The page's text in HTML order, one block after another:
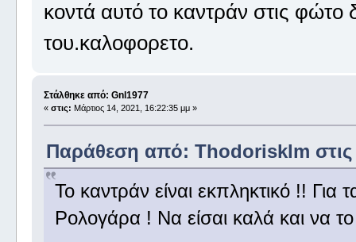
κοντά αυτό το καντράν στις
του.καλοφορετο.
Στάλθηκε από: Gnl1977
« στις: Μάρτιος 14, 2021, 16:22:35 μμ »
Παράθεση από: Thodorisklm στις
Το καντράν είναι εκπληκτικό !!
Ρολογάρα ! Να είσαι καλά και να